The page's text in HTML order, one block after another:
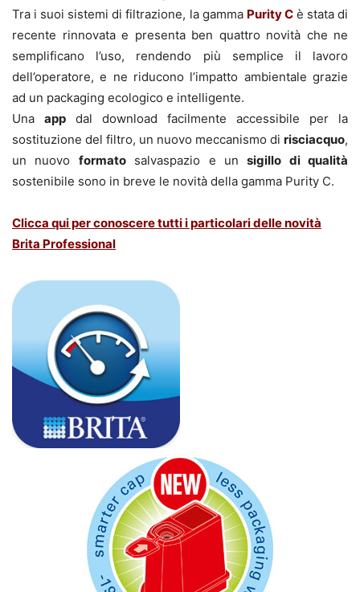
Tra i suoi sistemi di filtrazione, la gamma Purity Cè stata di
recente rinnovata e presenta ben quattro novità che ne
semplificano l’uso, rendendo più semplice il lavoro
dell’operatore, e ne riducono l’impatto ambientale grazie
ad un packaging ecologico e intelligente.
Una app dal download facilmente accessibile per la
sostituzione del filtro, un nuovo meccanismo di risciacquo,
un nuovo formatosalvaspazio e unsigillo di qualità
sostenibile sono in breve le novità della gamma Purity C.
Clicca qui per conoscere tutti i particolari delle novità
Brita Professional